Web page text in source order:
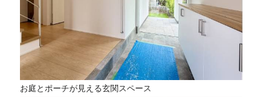
お庭とポーチが見える玄関スペース